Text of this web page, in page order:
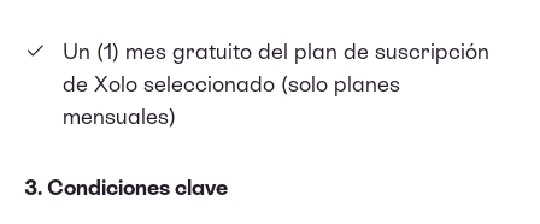
Un (1) mes gratuito del plan de suscripción
de Xolo seleccionado (solo planes
mensuales)
3. Condiciones clave